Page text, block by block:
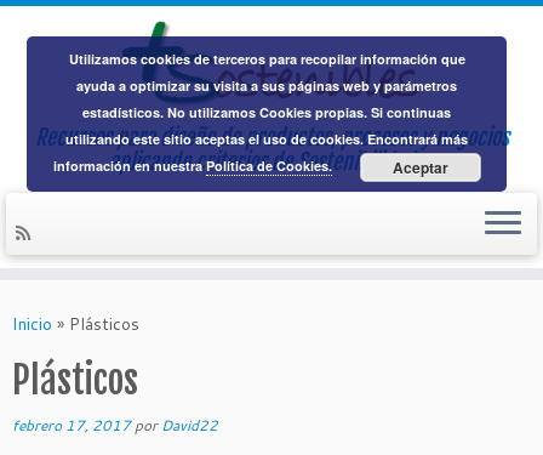
Recursos para diseño de productos, procesos y negocios
aplicandocriterios de Sostenibilidad
Inicio » Plásticos
Plásticos
febrero 17, 2017 porDavid22
Utilizamos cookies de terceros para recopilar información que
ayuda a optimizar su visita a sus páginas web y parámetros
estadísticos. No utilizamos Cookies propias. Si continuas
utilizando este sitio aceptas el uso de cookies. Encontrará más
información en nuestraPolítica de Cookies. Aceptar